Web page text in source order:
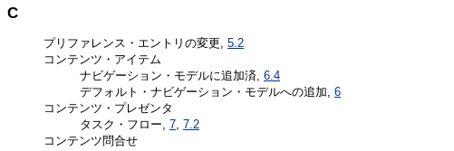
C
プリファレンス・エントリの変更, 5.2
コンテンツ・アイテム
ナビゲーション・モデルに追加済, 6.4
デフォルト・ナビゲーション・モデルへの追加, 6
コンテンツ・プレゼンタ
タスク・フロー, 7, 7.2
コンテンツ問合せ